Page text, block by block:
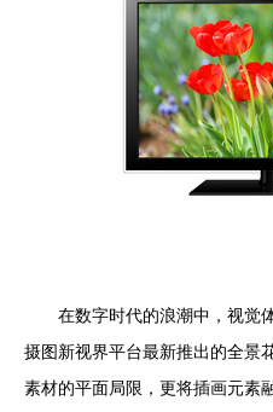
在数字时代的浪潮中，视觉
摄图新视界平台最新推出的全景
素材的平面局限，更将插画元素